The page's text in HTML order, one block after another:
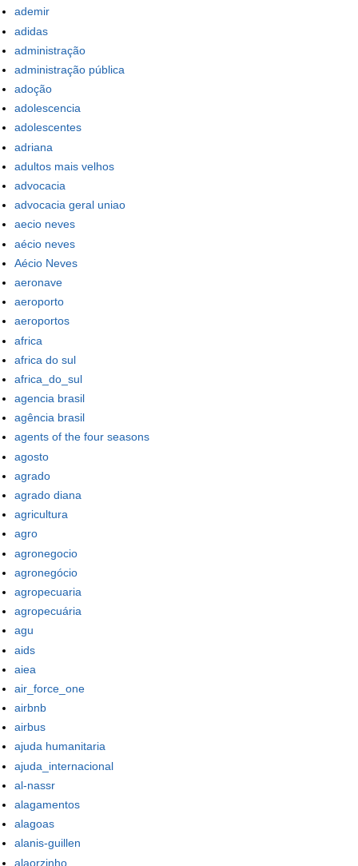
ademir
adidas
administração
administração pública
adoção
adolescencia
adolescentes
adriana
adultos mais velhos
advocacia
advocacia geral uniao
aecio neves
aécio neves
Aécio Neves
aeronave
aeroporto
aeroportos
africa
africa do sul
africa_do_sul
agencia brasil
agência brasil
agents of the four seasons
agosto
agrado
agrado diana
agricultura
agro
agronegocio
agronegócio
agropecuaria
agropecuária
agu
aids
aiea
air_force_one
airbnb
airbus
ajuda humanitaria
ajuda_internacional
al-nassr
alagamentos
alagoas
alanis-guillen
alaorzinho